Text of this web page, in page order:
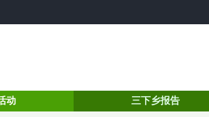
动 三下乡报告